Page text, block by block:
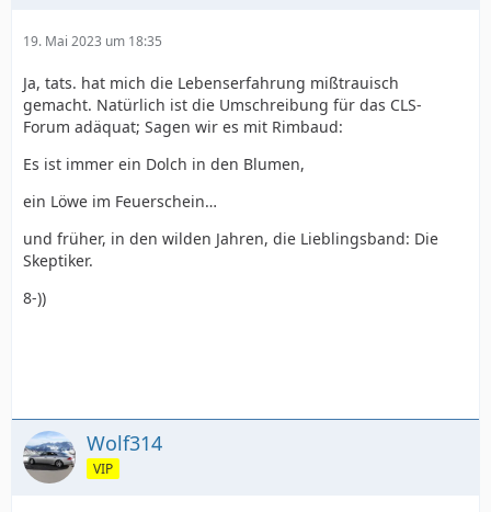
19. Mai 2023 um 18:35
Ja, tats. hat mich die Lebenserfahrung mißtrauisch
gemacht. Natürlich ist die Umschreibung für das CLS-
Forum adäquat; Sagen wir es mit Rimbaud:
Es ist immer ein Dolch in den Blumen,
ein Löwe im Feuerschein…
und früher, in den wilden Jahren, die Lieblingsband: Die
Skeptiker.
8-))
Wolf314
VIP